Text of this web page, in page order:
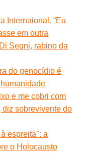
Internaional. “Eu
em outra
Segni, rabino da
do genocídio é
e me cobri com
diz sobrevivente do
espreita": a
o Holocausto